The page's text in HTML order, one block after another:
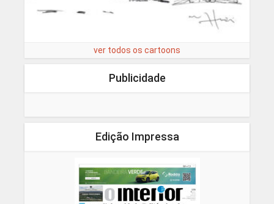
ver todos os cartoons
Publicidade
Edição Impressa